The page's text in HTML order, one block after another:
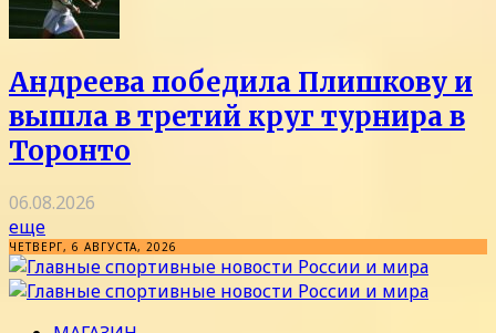
Андреева победила Плишкову и
вышла в третий круг турнира в
Торонто
06.08.2026
еще
ЧЕТВЕРГ, 6 АВГУСТА, 2026